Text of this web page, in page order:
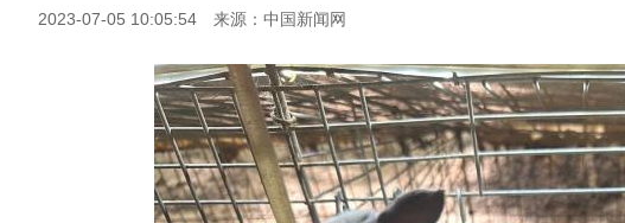
2023-07-05 10:05:54 来源：中国新闻网